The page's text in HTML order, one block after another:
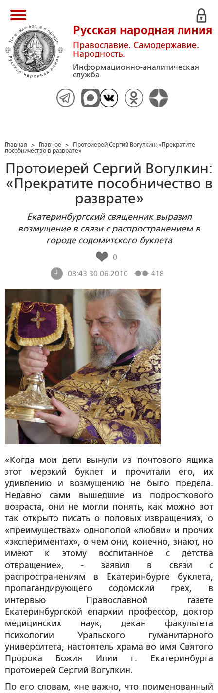
Русская народная линия
Православие. Самодержавие.
Народность.
Информационно-аналитическая
служба
Главная > Главное >
Протоиерей Сергий Вогулкин: «Прекратите
пособничество в разврате»
Протоиерей Сергий Вогулкин:
«Прекратите пособничество в
разврате»
Екатеринбургский священник выразил
возмущение в связи с распространением в
городе содомитского буклета
0
08:43 30.06.2010
418
«Когда мои дети вынули из почтового ящика
этот мерзкий буклет и прочитали его, их
удивлению и возмущению не было предела.
Недавно сами вышедшие из подросткового
возраста, они не могли понять, как можно вот
так открыто писать о половых извращениях, о
«преимуществах» однополой «любви» и прочих
«экспериментах», о чем они, конечно, знают, но
имеют к этому воспитанное с детства
отвращение», - заявил в связи с
распространениям в Екатеринбурге буклета,
пропагандирующего содомский грех, в
интервью Православной газете
Екатеринбургской епархии профессор, доктор
медицинских наук, декан факультета
психологии Уральского гуманитарного
университета, настоятель храма во имя Святого
Пророка Божия Илии г. Екатеринбурга
протоиерей Сергий Вогулкин.
По его словам, «не важно, что поименованный